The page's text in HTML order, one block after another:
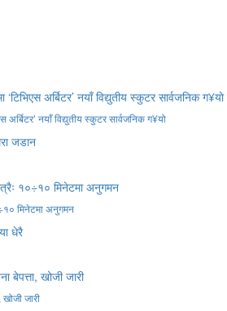
अर्बिटर’ नयाँ विद्युतीय स्कुटर सार्वजनिक ग¥यो
मिनेटमा अनुगमन
जारी